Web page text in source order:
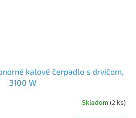
kalové čerpadlo s drvičom,
3100 W
Skladom (2 ks)